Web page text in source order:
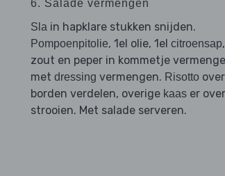
6. Salade vermengen
Sla in hapklare stukken snijden.
Pompoenpitolie, 1el olie, 1el citroensap
zout en peper in kommetje
met dressing vermengen. Risotto over
borden verdelen, overige kaas er
strooien. Met salade serveren.